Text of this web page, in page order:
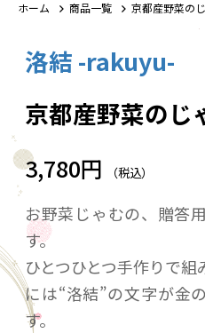
ホーム 商品一覧 京都産野菜の
洛結 -rakuyu-
京都産野菜のじ
3,780円 （税込）
お野菜じゃむの、贈答
す。
ひとつひとつ手作りで
には“洛結”の文字が金
す。